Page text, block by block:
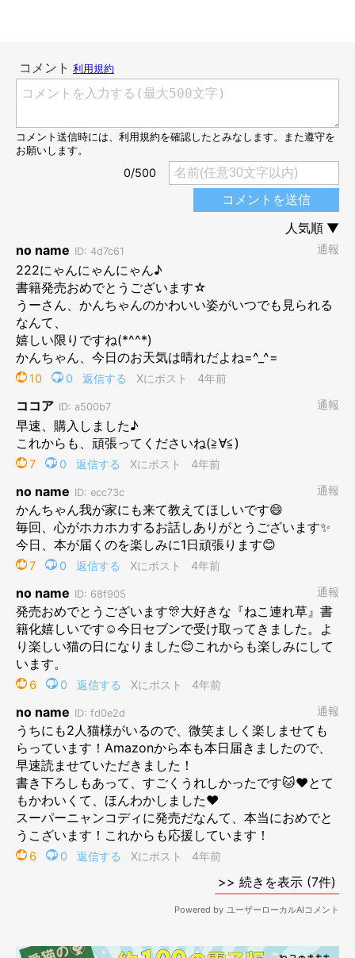
天気予報でもなかなかわからないほど、天候がよく変わります。
かんたろうの縁側ご出勤が一番わかりやすくて確実なんです。
ただ天気がわかっても、ほとんど干せないことに変わりないんで
すけどね。猫の行動からわかることが面白いのでいいんです。
本日2022年2月22日、書籍「ねこ連れ草」
の発売日です。
沢山の人の応援と協力でこの日を迎えることができました。感謝
の気持ちでいっぱいです。
本という形で新たに楽しんでいただけたら嬉しいです。
私も我が家の二匹と楽しみたいと思います。